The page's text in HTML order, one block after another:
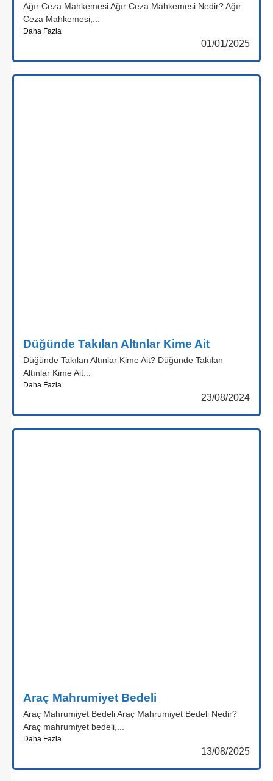
Ağır Ceza Mahkemesi Ağır Ceza Mahkemesi Nedir? Ağır
Ceza Mahkemesi,...
Daha Fazla
01/01/2025
Düğünde Takılan Altınlar Kime Ait
Düğünde Takılan Altınlar Kime Ait? Düğünde Takılan
Altınlar Kime Ait...
Daha Fazla
23/08/2024
Araç Mahrumiyet Bedeli
Araç Mahrumiyet Bedeli Araç Mahrumiyet Bedeli Nedir?
Araç mahrumiyet bedeli,...
Daha Fazla
13/08/2025